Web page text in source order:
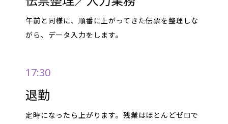
午前と同様に、順番に上がってきた伝票を整理しな
がら、データ入力をします。
17:30
退勤
定時になったら上がります。残業はほとんどゼロで